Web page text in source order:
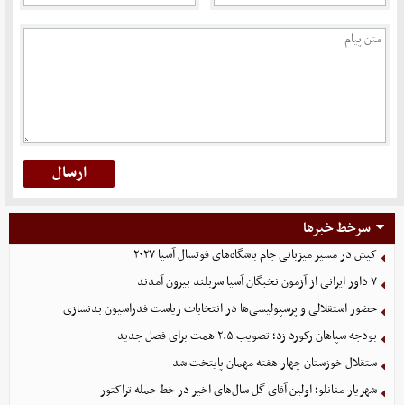
سرخط خبرها
کیش در مسیر میزبانی جام باشگاه‌های فوتسال آسیا ۲۰۲۷
۷ داور ایرانی از آزمون نخبگان آسیا سربلند بیرون آمدند
حضور استقلالی و پرسپولیسی‌ها در انتخابات ریاست فدراسیون بدنسازی
بودجه سپاهان رکورد زد؛ تصویب ۲.۵ همت برای فصل جدید
ستقلال خوزستان چهار هفته مهمان پایتخت شد
شهریار مغانلو؛ اولین آقای گل سال‌های اخیر در خط حمله تراکتور